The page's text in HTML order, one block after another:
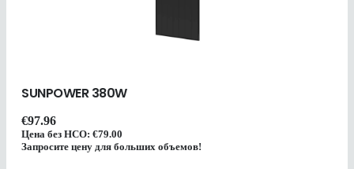
SUNPOWER 380W
€97.96
Цена без НСО:€79.00
Запросите цену для больших объемов!